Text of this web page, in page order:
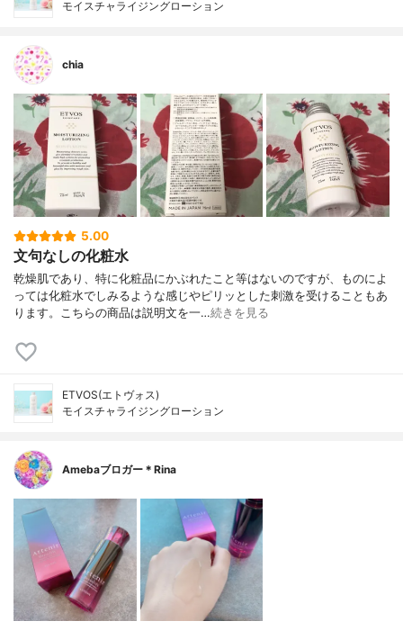
モイスチャライジングローション
chia
5.00
文句なしの化粧水
乾燥肌であり、特に化粧品にかぶれたこと等はないのですが、ものによ
っては化粧水でしみるような感じやピリッとした刺激を受けることもあ
ります。こちらの商品は説明文を一…続きを見る
ETVOS(エトヴォス)
モイスチャライジングローション
Amebaブロガー＊Rina